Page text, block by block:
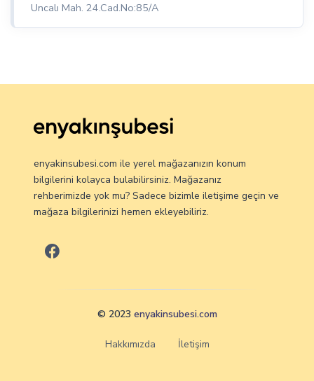
Uncalı Mah. 24.Cad.No:85/A
enyakinsubesi.com ile yerel mağazanızın konum
bilgilerini kolayca bulabilirsiniz. Mağazanız
rehberimizde yok mu? Sadece bizimle iletişime geçin ve
mağaza bilgilerinizi hemen ekleyebiliriz.
© 2023 enyakinsubesi.com
Hakkımızda İletişim